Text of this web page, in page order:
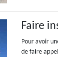
Faire
Pour avoir
de faire